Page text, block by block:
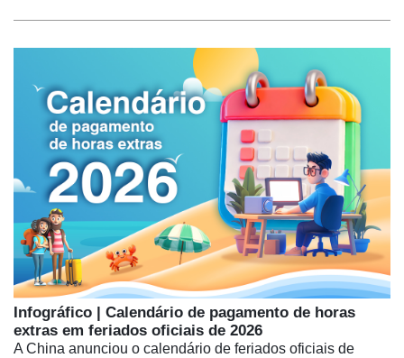
Infográfico | Calendário de pagamento de horas
extras em feriados oficiais de 2026
A China anunciou o calendário de feriados oficiais de